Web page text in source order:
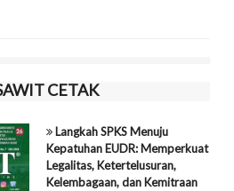
CETAK
Langkah SPKS Menuju
Kepatuhan EUDR: Memperkuat
Legalitas, Ketertelusuran,
Kelembagaan, dan Kemitraan